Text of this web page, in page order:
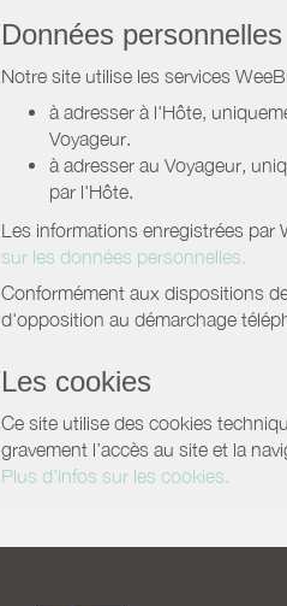
Données personnelles
Notre site utilise les services
à adresser à l'Hôte,
Voyageur.
à adresser au Voyageur,
par l'Hôte.
Les informations enregistrées par
sur les données personnelles.
Conformément aux dispositions
d'opposition au démarchage
Les cookies
Ce site utilise des cookies
gravement l’accès au site et la
Plus d'infos sur les cookies.